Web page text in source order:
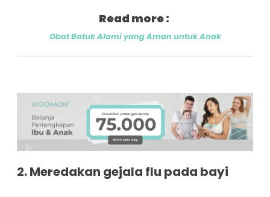
Read more :
Obat Batuk Alami yang Aman untuk Anak
2. Meredakan gejala flu pada bayi